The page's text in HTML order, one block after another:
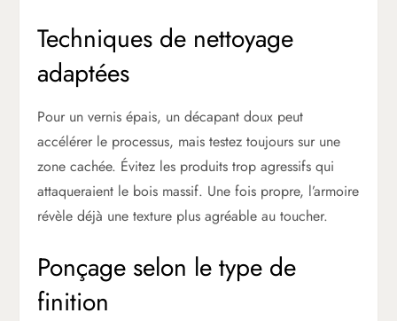
Techniques de nettoyage
adaptées
Pour un vernis épais, un décapant doux peut
accélérer le processus, mais testez toujours sur une
zone cachée. Évitez les produits trop agressifs qui
attaqueraient le bois massif. Une fois propre, l’armoire
révèle déjà une texture plus agréable au toucher.
Ponçage selon le type de
finition